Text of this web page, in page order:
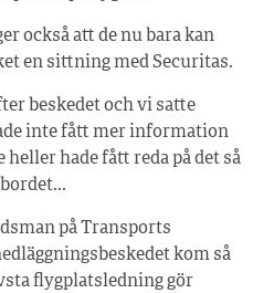
också att de nu bara kan
en sittning med Securitas.
beskedet och vi satte
inte fått mer information
hade fått reda på det så
på Transports
kom så
flygplatsledning gör